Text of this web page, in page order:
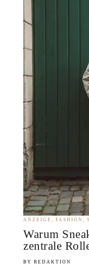
ANZEIGE FASHION
Warum
zentrale
REDAKTION